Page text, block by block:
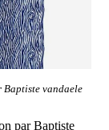
Baptiste vandaele
par Baptiste